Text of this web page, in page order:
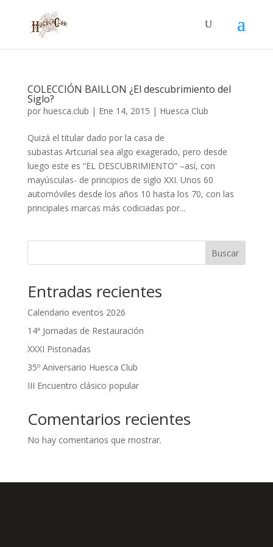
COLECCIÓN BAILLON ¿El descubrimiento del
Siglo?
por huesca.club | Ene 14, 2015 | Huesca Club
Quizá el titular dado por la casa de
subastas Artcurial sea algo exagerado, pero desde
luego este es “EL DESCUBRIMIENTO” –así, con
mayúsculas- de principios de siglo XXI. Unos 60
automóviles desde los años 10 hasta los 70, con las
principales marcas más codiciadas por...
Buscar
Entradas recientes
Calendario eventos 2026
14ª Jornadas de Restauración
XXXI Pistonadas
35º Aniversario Huesca Club
III Encuentro clásico popular
Comentarios recientes
No hay comentarios que mostrar.